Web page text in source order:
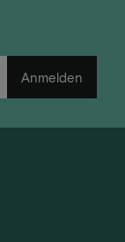
Anmelden